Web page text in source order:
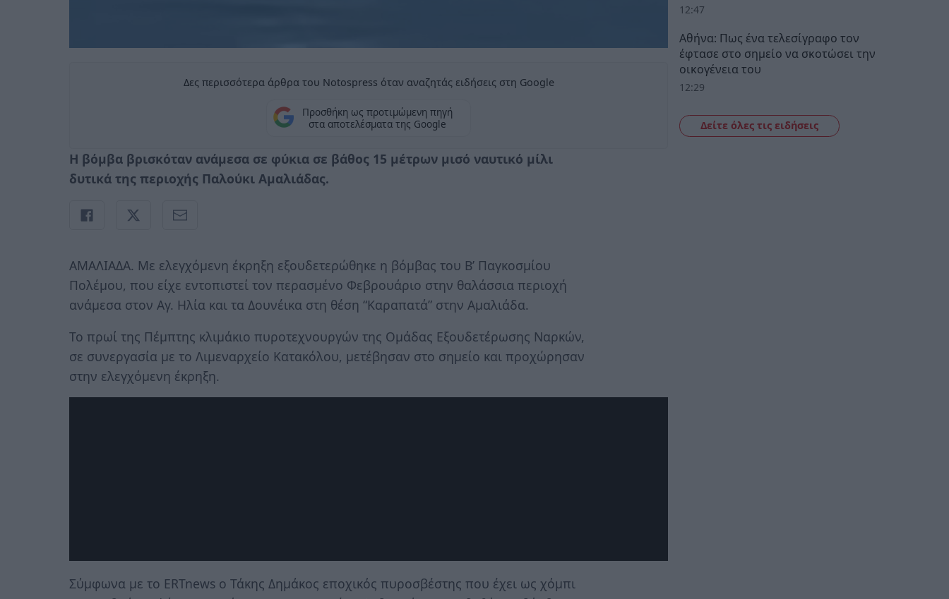
Δες περισσότερα άρθρα του Notospress όταν αναζητάς ειδήσεις στη Google
Προσθήκη ως προτιμώμενη πηγή
στα αποτελέσματα της Google
Η βόμβα βρισκόταν ανάμεσα σε φύκια σε βάθος 15 μέτρων μισό ναυτικό μίλι
δυτικά της περιοχής Παλούκι Αμαλιάδας.
ΑΜΑΛΙΑΔΑ. Με ελεγχόμενη έκρηξη εξουδετερώθηκε η βόμβας του Β’ Παγκοσμίου
Πολέμου, που είχε εντοπιστεί τον περασμένο Φεβρουάριο στην θαλάσσια περιοχή
ανάμεσα στον Αγ. Ηλία και τα Δουνέικα στη θέση “Καραπατά” στην Αμαλιάδα.
Το πρωί της Πέμπτης κλιμάκιο πυροτεχνουργών της Ομάδας Εξουδετέρωσης Ναρκών,
σε συνεργασία με το Λιμεναρχείο Κατακόλου, μετέβησαν στο σημείο και προχώρησαν
στην ελεγχόμενη έκρηξη.
Σύμφωνα με το ERTnews o Τάκης Δημάκος εποχικός πυροσβέστης που έχει ως χόμπι
12:47
Αθήνα: Πως ένα τελεσίγραφο τον
έφτασε στο σημείο να σκοτώσει την
οικογένεια του
12:29
Δείτε όλες τις ειδήσεις